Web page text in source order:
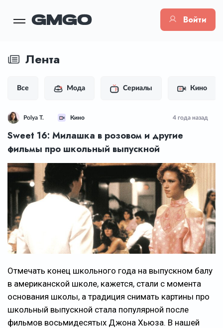
Войти
Лента
Все Мода Сериалы Кино
Polya T. Кино 4 года назад
Sweet 16: Милашка в розовом и другие
фильмы про школьный выпускной
Отмечать конец школьного года на выпускном балу
в американской школе, кажется, стали с момента
основания школы, а традиция снимать картины про
школьный выпускной стала популярной после
фильмов восьмидесятых Джона Хьюза. В нашей